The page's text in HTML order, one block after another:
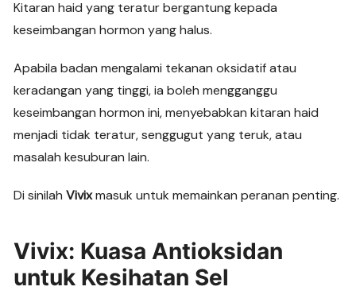
Kitaran haid yang teratur bergantung kepada
keseimbangan hormon yang halus.
Apabila badan mengalami tekanan oksidatif atau
keradangan yang tinggi, ia boleh mengganggu
keseimbangan hormon ini, menyebabkan kitaran haid
menjadi tidak teratur, senggugut yang teruk, atau
masalah kesuburan lain.
Di sinilahVivixmasuk untuk memainkan peranan penting.
Vivix: Kuasa Antioksidan
untuk Kesihatan Sel